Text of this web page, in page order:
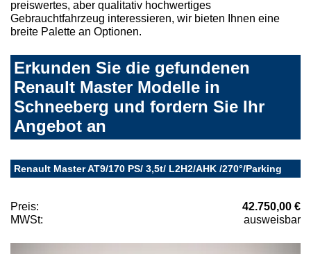
preiswertes, aber qualitativ hochwertiges
Gebrauchtfahrzeug interessieren, wir bieten Ihnen eine
breite Palette an Optionen.
Erkunden Sie die gefundenen
Renault Master Modelle in
Schneeberg und fordern Sie Ihr
Angebot an
Renault Master AT9/170 PS/ 3,5t/ L2H2/AHK /270°/Parking
Preis:
42.750,00 €
MWSt:
ausweisbar